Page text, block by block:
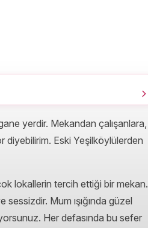
yerdir. Mekandan çalışanlara,
diyebilirim. Eski Yeşilköylülerden
lokallerin tercih ettiği bir mekan.
Mum ışığında güzel
Her defasında bu sefer